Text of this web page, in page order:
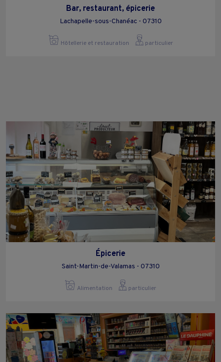
Bar, restaurant, épicerie
Lachapelle-sous-Chanéac - 07310
Hôtellerie et restauration particulier
Épicerie
Saint-Martin-de-Valamas - 07310
Alimentation particulier